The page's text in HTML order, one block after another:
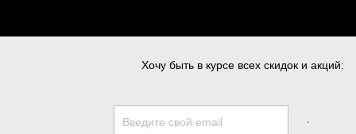
Хочу быть в курсе всех скидок и акций: